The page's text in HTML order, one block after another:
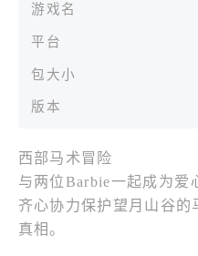
游戏名
平台
包大小
版本
西部马术冒险
与两位Barbie一起成为爱
齐心协力保护望月山谷
真相。